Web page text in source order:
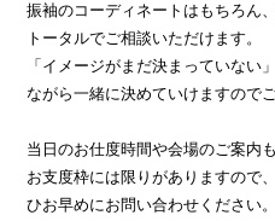
振袖のコーディネートはもちろん
トータルでご相談いただけます。
「イメージがまだ決まっていない
ながら一緒に決めていけますので
当日のお仕度時間や会場のご案内
お支度枠には限りがありますので
ひお早めにお問い合わせください。